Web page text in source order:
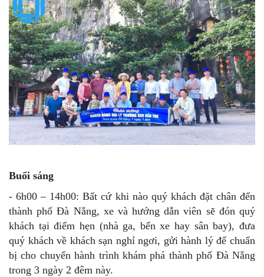
Buổi sáng
- 6h00 – 14h00: Bất cứ khi nào quý khách đặt chân đến
thành phố Đà Nẵng, xe và hướng dẫn viên sẽ đón quý
khách tại điểm hẹn (nhà ga, bến xe hay sân bay), đưa
quý khách về khách sạn nghỉ ngơi, gửi hành lý để chuẩn
bị cho chuyến hành trình khám phá thành phố Đà Nẵng
trong 3 ngày 2 đêm này.